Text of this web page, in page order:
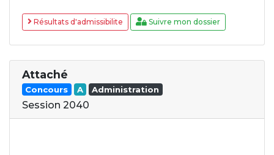
Résultats d'admissibilite Suivre mon dossier
Attaché
Concours A Administration
Session 2040